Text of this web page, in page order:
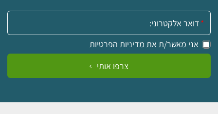
אימייל:
אני מאשר/ת את מדיניות הפרטיות
צרפו אותי